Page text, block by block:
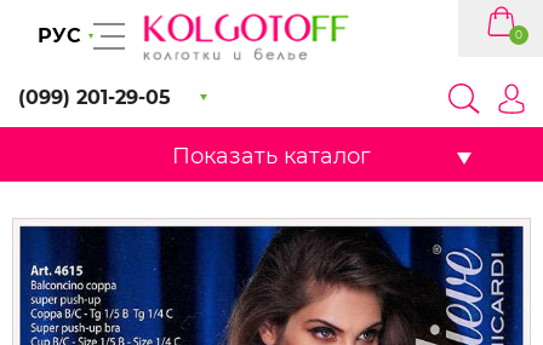
РУС
(099) 201-29-05
0
Показать каталог